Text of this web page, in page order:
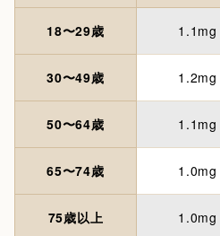
18〜29歳 1.1mg
30〜49歳 1.2mg
50〜64歳 1.1mg
65〜74歳 1.0mg
75歳以上 1.0mg